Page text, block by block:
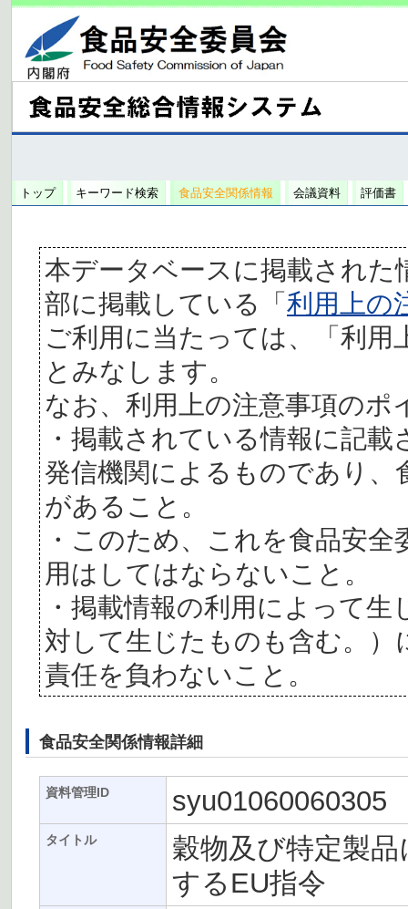
トップ キーワード検索 食品安全関係情報 会議資料 評価書
本データベースに掲載された
部に掲載している「利用上の
ご利用に当たっては、「利
とみなします。
なお、利用上の注意事項の
・掲載されている情報に記
発信機関によるものであり、
があること。
・このため、これを食品安
用はしてはならないこと。
・掲載情報の利用によって
対して生じたものも含む。
責任を負わないこと。
食品安全関係情報詳細
資料管理ID syu01060060305
タイトル
穀物及び特定製
するEU指令